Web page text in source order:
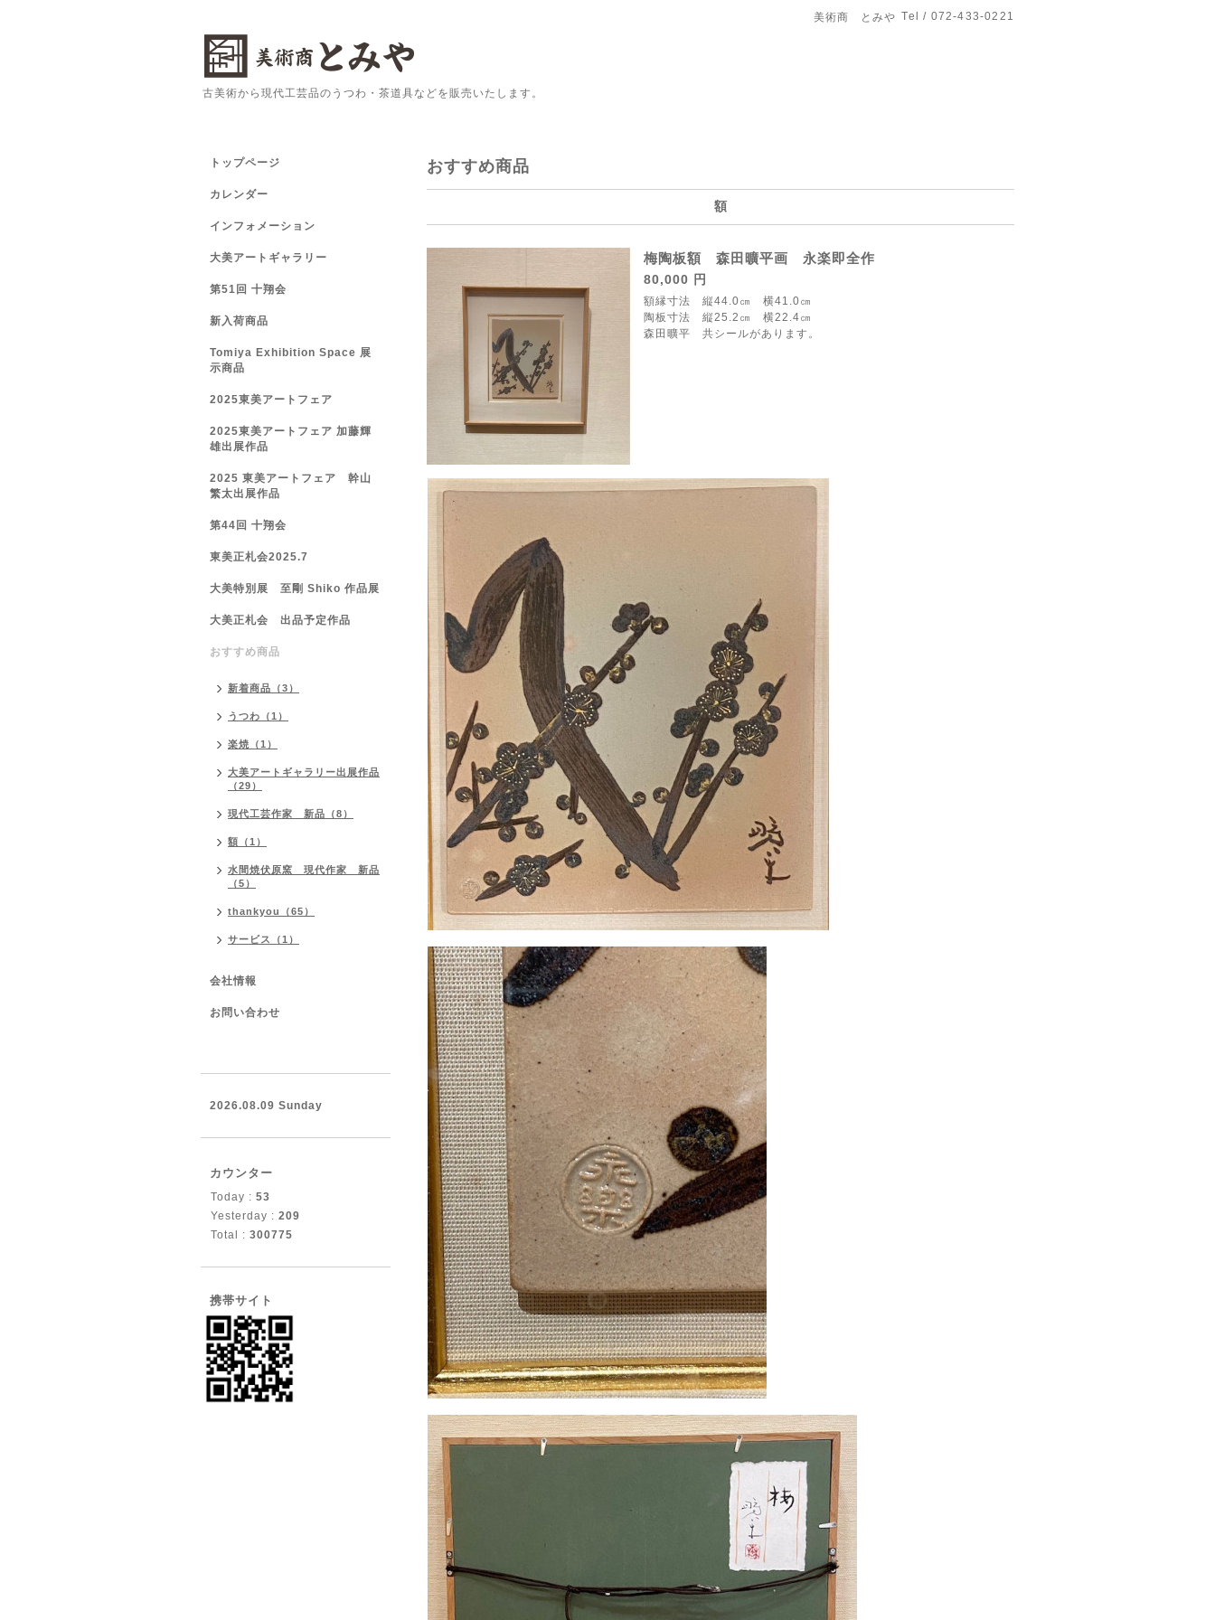
美術商 とみや Tel / 072-433-0221
古美術から現代工芸品のうつわ・茶道具などを販売いたします。
おすすめ商品
額
梅陶板額 森田曠平画 永楽即全作
80,000 円
額縁寸法 縦44.0㎝ 横41.0㎝
陶板寸法 縦25.2㎝ 横22.4㎝
森田曠平 共シールがあります。
トップページ
カレンダー
インフォメーション
大美アートギャラリー
第51回 十翔会
新入荷商品
Tomiya Exhibition Space 展
示商品
2025東美アートフェア
2025東美アートフェア 加藤輝
雄出展作品
2025 東美アートフェア 幹山
繁太出展作品
第44回 十翔会
東美正札会2025.7
大美特別展 至剛 Shiko 作品展
大美正札会 出品予定作品
おすすめ商品
新着商品（3）
うつわ（1）
楽焼（1）
大美アートギャラリー出展作品
（29）
現代工芸作家 新品（8）
額（1）
水間焼伏原窯 現代作家 新品
（5）
thankyou（65）
サービス（1）
会社情報
お問い合わせ
2026.08.09 Sunday
カウンター
Today : 53
Yesterday : 209
Total : 300775
携帯サイト